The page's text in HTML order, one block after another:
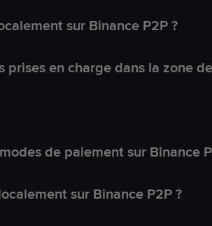
sur Binance P2P ?
en charge dans la zone
de paiement sur Binance
sur Binance P2P ?